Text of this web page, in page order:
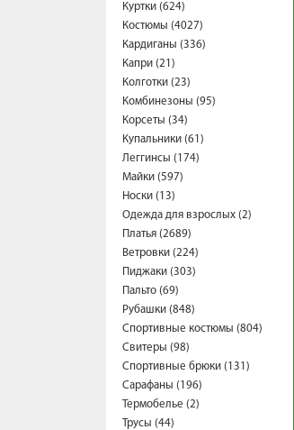
Куртки (624)
Костюмы (4027)
Кардиганы (336)
Капри (21)
Колготки (23)
Комбинезоны (95)
Корсеты (34)
Купальники (61)
Леггинсы (174)
Майки (597)
Носки (13)
Одежда для взрослых (2)
Платья (2689)
Ветровки (224)
Пиджаки (303)
Пальто (69)
Рубашки (848)
Спортивные костюмы (804)
Свитеры (98)
Спортивные брюки (131)
Сарафаны (196)
Термобелье (2)
Трусы (44)